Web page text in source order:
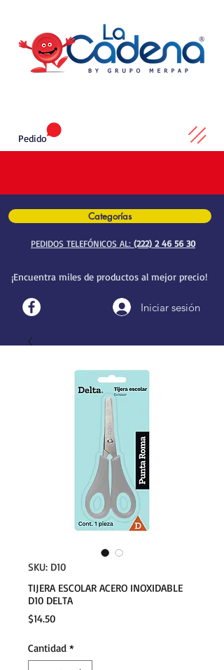
Categorías
PEDIDOS TELEFÓNICOS AL: (222) 2 46 56 30
¡Encuentra miles de productos al mejor precio!
Iniciar sesión
Pedido
SKU: D10
TIJERA ESCOLAR ACERO INOXIDABLE
D10 DELTA
$14.50Precio
Cantidad *